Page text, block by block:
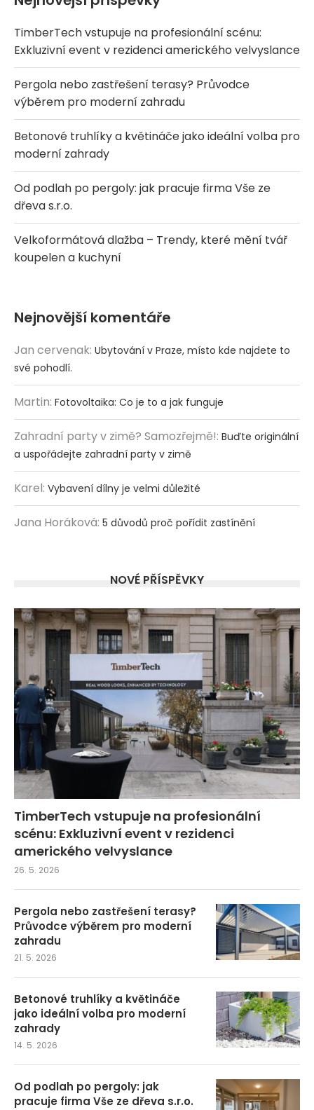
TimberTech vstupuje na profesionální scénu:
Exkluzivní event v rezidenci amerického velvyslance
Pergola nebo zastřešení terasy? Průvodce
výběrem pro moderní zahradu
Betonové truhlíky a květináče jako ideální volba pro
moderní zahrady
Od podlah po pergoly: jak pracuje firma Vše ze
dřeva s.r.o.
Velkoformátová dlažba – Trendy, které mění tvář
koupelen a kuchyní
Nejnovější komentáře
Jan cervenak: Ubytování v Praze, místo kde najdete to
své pohodlí.
Martin: Fotovoltaika: Co je to a jak funguje
Zahradní party v zimě? Samozřejmě!: Buďte originální
a uspořádejte zahradní party v zimě
Karel: Vybavení dílny je velmi důležité
Jana Horáková: 5 důvodů proč pořídit zastínění
NOVÉ PŘÍSPĚVKY
TimberTech vstupuje na profesionální
scénu: Exkluzivní event v rezidenci
amerického velvyslance
26. 5. 2026
Pergola nebo zastřešení terasy?
Průvodce výběrem pro moderní
zahradu
21. 5. 2026
Betonové truhlíky a květináče
jako ideální volba pro moderní
zahrady
14. 5. 2026
Od podlah po pergoly: jak
pracuje firma Vše ze dřeva s.r.o.